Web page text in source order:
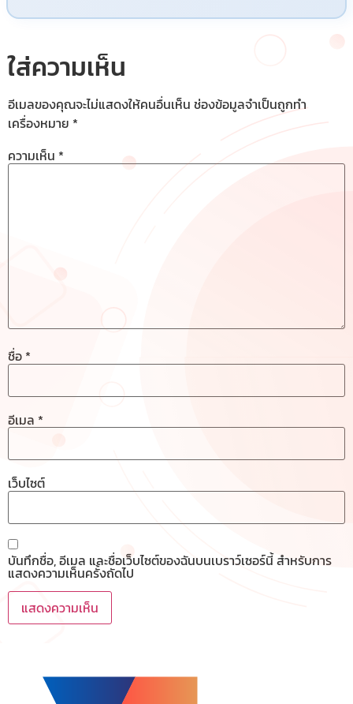
ใส่ความเห็น
อีเมลของคุณจะไม่แสดงให้คนอื่นเห็น ช่องข้อมูลจำเป็นถูกทำ
เครื่องหมาย *
ความเห็น *
ชื่อ *
อีเมล *
เว็บไซต์
บันทึกชื่อ, อีเมล และชื่อเว็บไซต์ของฉันบนเบราว์เซอร์นี้ สำหรับการ
แสดงความเห็นครั้งถัดไป